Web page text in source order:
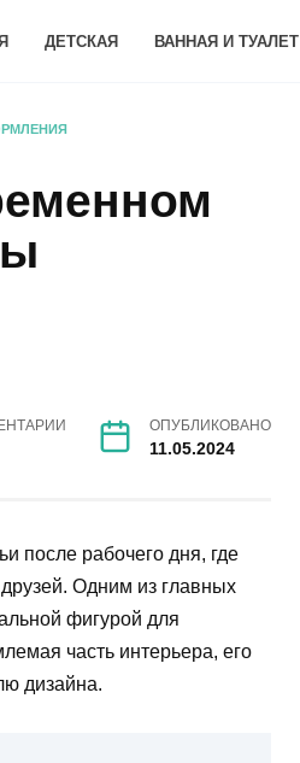
ДЕТСКАЯ ВАННАЯ И ТУАЛЕТ
ОПУБЛИКОВАНО
11.05.2024
после рабочего дня, где
Одним из главных
фигурой для
часть интерьера, его
дизайна.